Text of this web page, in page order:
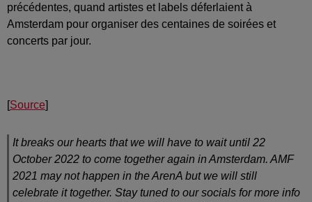
précédentes, quand artistes et labels déferlaient à
Amsterdam pour organiser des centaines de soirées et
concerts par jour.
[Source]
It breaks our hearts that we will have to wait until 22
October 2022 to come together again in Amsterdam. AMF
2021 may not happen in the ArenA but we will still
celebrate it together. Stay tuned to our socials for more info